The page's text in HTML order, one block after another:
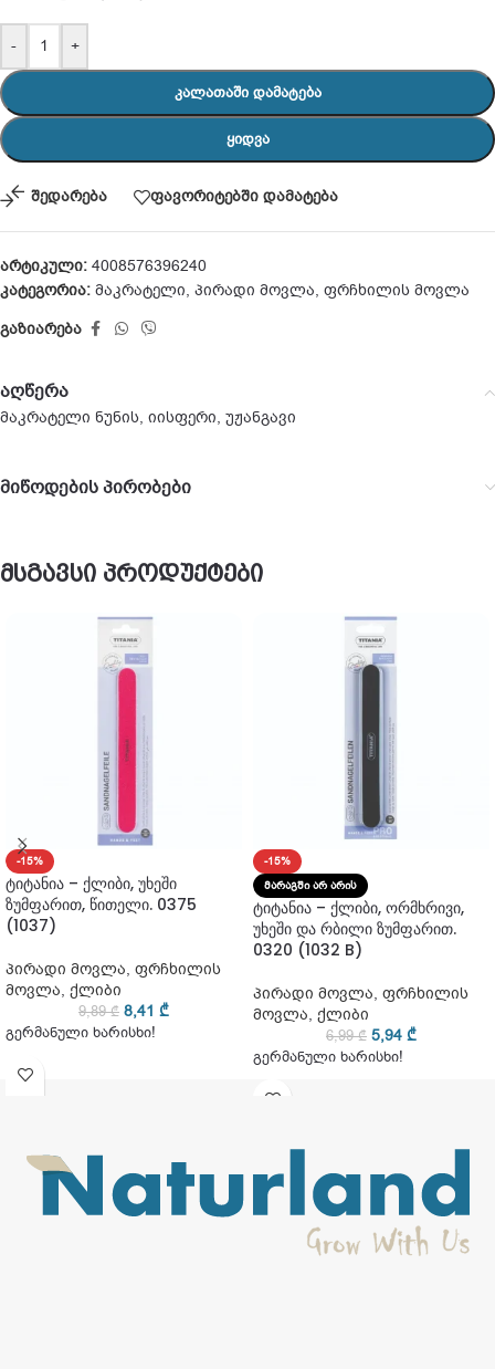
- +
ᲙᲐᲚᲐᲗᲐᲨᲘ ᲓᲐᲛᲐᲢᲔᲑᲐ
ᲧᲘᲓᲕᲐ
შედარება ფავორიტებში დამატება
არტიკული: 4008576396240
კატეგორია: მაკრატელი, პირადი მოვლა, ფრჩხილის მოვლა
გაზიარება
აღწერა
მაკრატელი ნუნის, იისფერი, უჟანგავი
მიწოდების პირობები
მსგავსი პროდუქტები
-15%
ტიტანია – ქლიბი, უხეში
ზუმფარით, წითელი. 0375
(1037)
პირადი მოვლა, ფრჩხილის
მოვლა, ქლიბი
9,89₾ 8,41 ₾
გერმანული ხარისხი!
-15%
ᲛᲐᲠᲐᲒᲨᲘ ᲐᲠ ᲐᲠᲘᲡ
ტიტანია – ქლიბი, ორმხრივი,
უხეში და რბილი ზუმფარით.
0320 (1032 B)
პირადი მოვლა, ფრჩხილის
მოვლა, ქლიბი
6,99₾ 5,94 ₾
გერმანული ხარისხი!